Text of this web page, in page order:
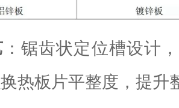
：锯齿状定位槽设计
热板片平整度，提升